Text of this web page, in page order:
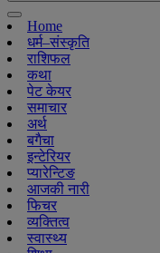
Home
धर्म–संस्कृति
राशिफल
कथा
पेट केयर
समाचार
अर्थ
बगैचा
इन्टेरियर
प्यारेन्टिङ
आजकी नारी
फिचर
व्यक्तित्व
स्वास्थ्य